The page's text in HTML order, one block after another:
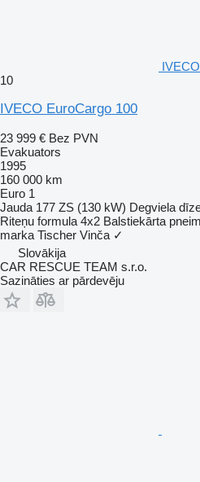
10
IVECO EuroCargo 100
23 999 € Bez PVN
Evakuators
1995
160 000 km
Euro 1
Jauda 177 ZS (130 kW) Degviela
Riteņu formula 4x2 Balstiekārta
marka Tischer Vinča ✓
Slovākija
CAR RESCUE TEAM s.r.o.
Sazināties ar pārdevēju